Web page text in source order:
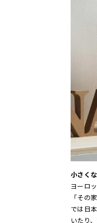
小さく
ヨーロ
「その
では日
いたり